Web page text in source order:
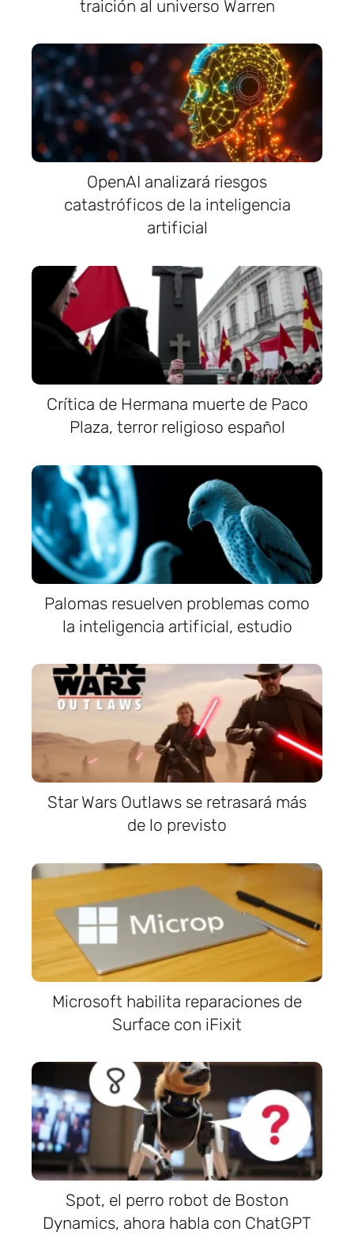
traición al universo Warren
OpenAI analizará riesgos
catastróficos de la inteligencia
artificial
Crítica de Hermana muerte de Paco
Plaza, terror religioso español
Palomas resuelven problemas como
la inteligencia artificial, estudio
Star Wars Outlaws se retrasará más
de lo previsto
Microsoft habilita reparaciones de
Surface con iFixit
Spot, el perro robot de Boston
Dynamics, ahora habla con ChatGPT